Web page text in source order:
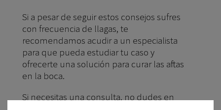
Si a pesar de seguir estos consejos sufres
con frecuencia de llagas, te
recomendamos acudir a un especialista
para que pueda estudiar tu caso y
ofrecerte una solución para curar las aftas
en la boca.
Si necesitas una consulta, no dudes en